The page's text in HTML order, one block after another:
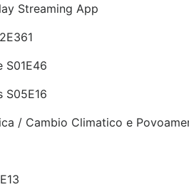
Streaming App
S01E46
S05E16
/ Cambio Climatico e